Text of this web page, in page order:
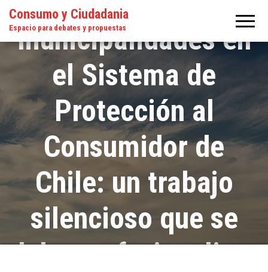
Consumo y Ciudadania
Espacio para debates y propuestas
municipalidades en
el Sistema de
Protección al
Consumidor de
Chile: un trabajo
silencioso que se
debe profesionalizar